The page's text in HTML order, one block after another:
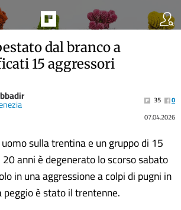
dal branco a
15 aggressori
35
0
07.04.2026
sulla trentina e un gruppo di 15
anni è degenerato lo scorso sabato
in una aggressione a colpi di pugni in
peggio è stato il trentenne.